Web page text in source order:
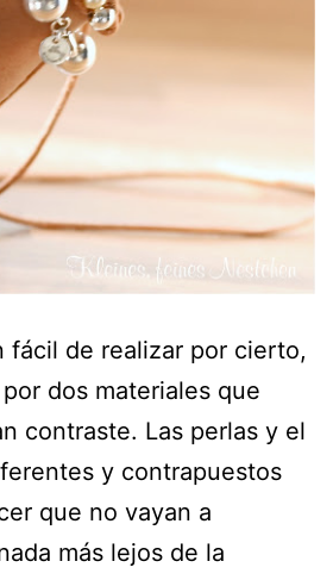
fácil de realizar por cierto,
dos materiales que
contraste. Las perlas y el
y contrapuestos
que no vayan a
más lejos de la